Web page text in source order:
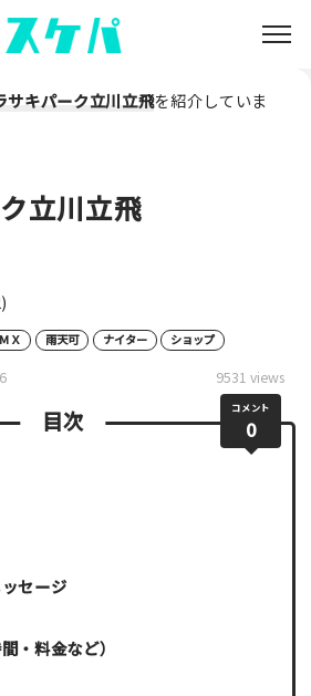
サキパーク立川立飛を紹介していま
立川立飛
Ｘ 雨天可 ナイター ショップ
9531 views
コメント
0
目次
セージ
・料金など）